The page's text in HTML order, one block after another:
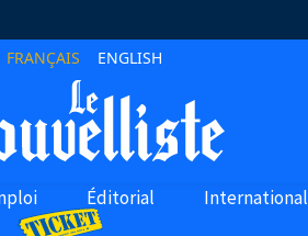
FRANÇAIS ENGLISH
Éditorial International